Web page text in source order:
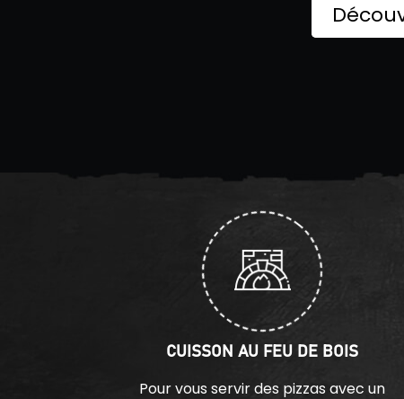
CUISSON AU FEU DE BOIS
Pour vous servir des pizzas avec un